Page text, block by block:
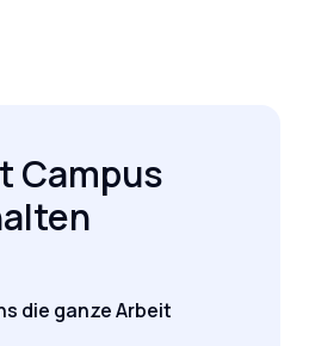
Campus
die ganze Arbeit